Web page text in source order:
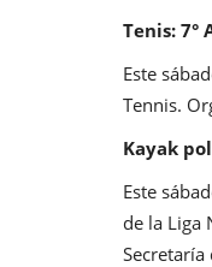
Tenis: 7°
Este
Tennis.
Kayak
Este
de la Liga